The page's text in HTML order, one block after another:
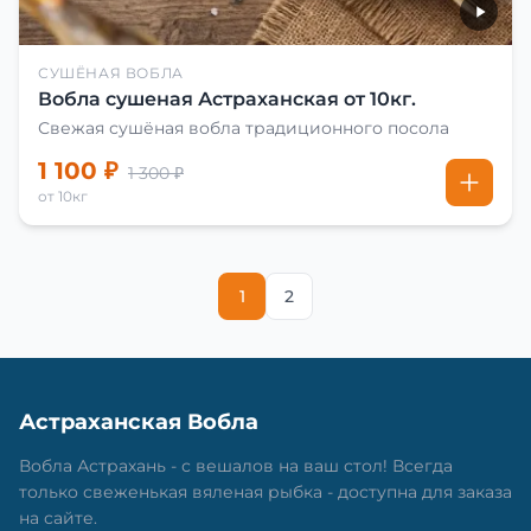
СУШЁНАЯ ВОБЛА
Вобла сушеная Астраханская от 10кг.
Свежая сушёная вобла традиционного посола
1 100 ₽ 1 300 ₽
от 10кг
1 2
Астраханская Вобла
Вобла Астрахань - с вешалов на ваш стол! Всегда
только свеженькая вяленая рыбка - доступна для заказа
на сайте.